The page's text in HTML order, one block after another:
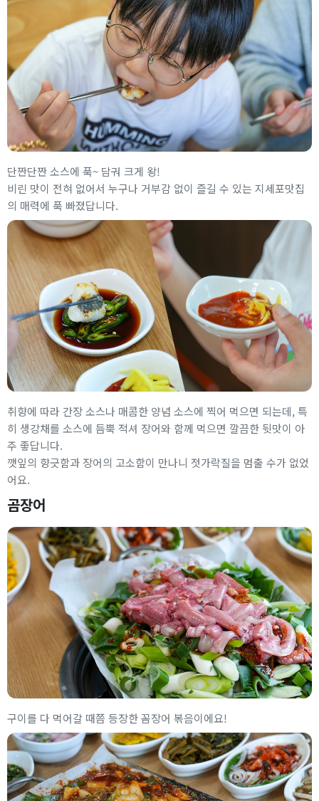
단짠단짠 소스에 푹~ 담궈 크게 왕!
비린 맛이 전혀 없어서 누구나 거부감 없이 즐길 수 있는 지세포맛집
의 매력에 푹 빠졌답니다.
취향에 따라 간장 소스나 매콤한 양념 소스에 찍어 먹으면 되는데, 특
히 생강채를 소스에 듬뿍 적셔 장어와 함께 먹으면 깔끔한 뒷맛이 아
주 좋답니다.
깻잎의 향긋함과 장어의 고소함이 만나니 젓가락질을 멈출 수가 없었
어요.
곰장어
구이를 다 먹어갈 때쯤 등장한 꼼장어 볶음이에요!